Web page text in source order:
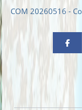
COM 20260516 -